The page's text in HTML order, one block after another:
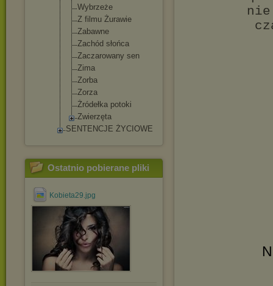
Wybrzeże
Z filmu Żurawie
Zabawne
Zachód słońca
Zaczarowany sen
Zima
Zorba
Zorza
Żródełka potoki
Zwierzęta
SENTENCJE ŻYCIOWE
Ostatnio pobierane pliki
Kobieta29.jpg